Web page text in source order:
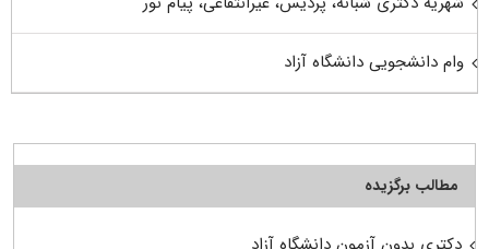
وام دانشجویی دانشگاه آزاد
مطالب برگزیده